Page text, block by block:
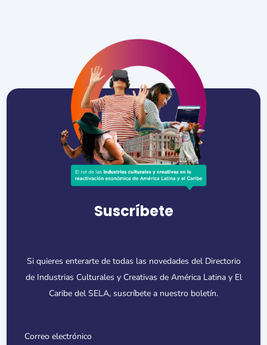
Suscríbete
Si quieres enterarte de todas las novedades del Directorio
de Industrias Culturales y Creativas de América Latina y El
Caribe del SELA, suscríbete a nuestro boletín.